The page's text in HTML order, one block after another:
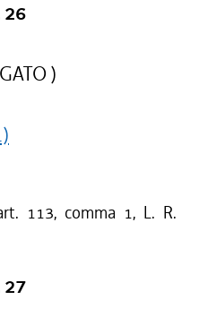
26
)
113, comma 1, L. R.
27